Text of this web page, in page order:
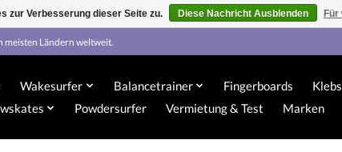
meisten Ländern weltweit.
Wakesurfer Balancetrainer Fingerboards
Powdersurfer Vermietung & Test Marken
zur Verbesserung dieser Seite zu. Diese Nachricht Ausblenden